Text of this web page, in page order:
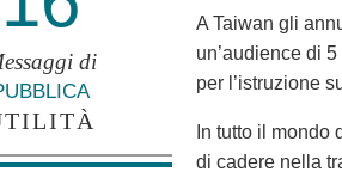
di
A Taiwan gli
un’audience di
per l’istruzione
In tutto il
di cadere nella